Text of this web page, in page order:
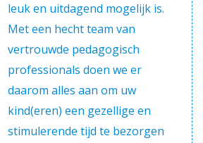
leuk en uitdagend mogelijk is.
Met een hecht team van
vertrouwde pedagogisch
professionals doen we er
daarom alles aan om uw
kind(eren) een gezellige en
stimulerende tijd te bezorgen